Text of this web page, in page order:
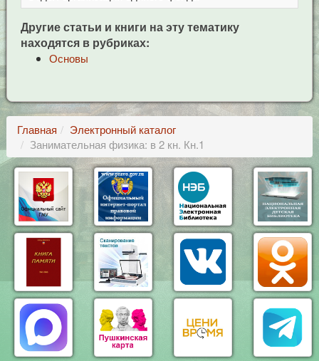
Другие статьи и книги на эту тематику
находятся в рубриках:
Основы
Главная
Электронный каталог
Занимательная физика: в 2 кн. Кн.1